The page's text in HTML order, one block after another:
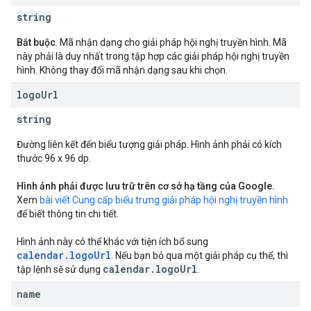
string
Bắt buộc . Mã nhận dạng cho giải pháp hội nghị truyền hình. Mã
này phải là duy nhất trong tập hợp các giải pháp hội nghị truyền
hình. Không thay đổi mã nhận dạng sau khi chọn.
logoUrl
string
Đường liên kết đến biểu tượng giải pháp. Hình ảnh phải có kích
thước 96 x 96 dp.
Hình ảnh phải được lưu trữ trên cơ sở hạ tầng của Google.
Xem bài viết Cung cấp biểu trưng giải pháp hội nghị truyền hình
để biết thông tin chi tiết.
Hình ảnh này có thể khác với tiện ích bổ sung
calendar.logoUrl . Nếu bạn bỏ qua một giải pháp cụ thể, thì
tập lệnh sẽ sử dụng calendar. logoUrl
name